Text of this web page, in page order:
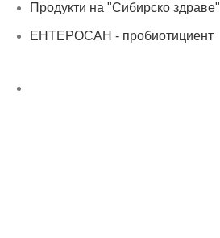
Продукти на "Сибирско здраве"
ЕНТЕРОСАН - пробиотициент